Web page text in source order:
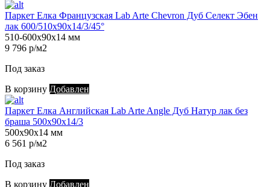
Паркет Елка Французская Lab Arte Chevron Дуб Селект Эбен
лак 600/510х90х14/3/45°
510-600х90х14 мм
9 796 р/м2
Под заказ
В корзину Добавлен
Паркет Елка Английская Lab Arte Angle Дуб Натур лак без
браша 500х90х14/3
500х90х14 мм
6 561 р/м2
Под заказ
В корзину Добавлен